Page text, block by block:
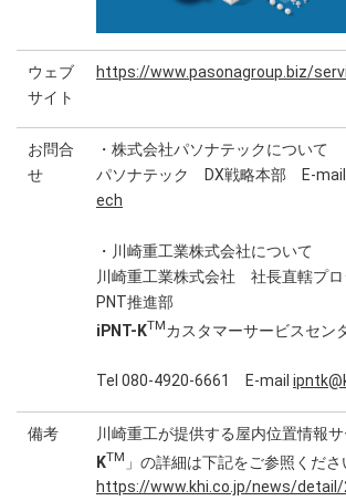
ウェブ
サイト
https://www.pasonagroup.biz/
お問合
せ
・株式会社パソナテックについて
パソナテック DX戦略本部 E-mail
ech
・川崎重工業株式会社について
川崎重工業株式会社 社長直轄プロ
PNT推進部
iPNT-KTMカスタマーサービスセン
Tel 080-4920-6661 E-mail
備考 川崎重工が提供する屋内位置情報
KTM 」の詳細は下記をご参照くださ
https://www.khi.co.jp/news/detail/
代表取締役社長 栗本 裕
事業内容
IT／インターネット分野
・アウトソーシングサー